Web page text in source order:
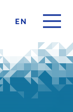
EN